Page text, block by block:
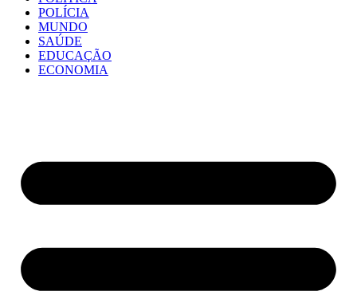
POLÍCIA
MUNDO
SAÚDE
EDUCAÇÃO
ECONOMIA